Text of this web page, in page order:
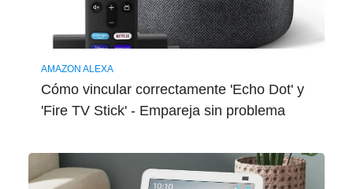
AMAZON ALEXA
Cómo vincular correctamente 'Echo Dot' y
'Fire TV Stick' - Empareja sin problema